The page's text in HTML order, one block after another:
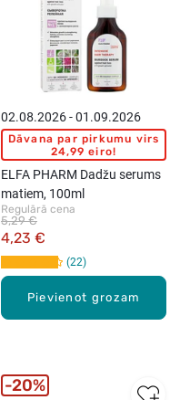
Pievienot grozam
02.08.2026 - 01.09.2026
Dāvana par pirkumu virs
24,99 eiro!
ELFA PHARM Dadžu serums
matiem, 100ml
Regulārā cena
4,23 €
5,29 €
22
20%